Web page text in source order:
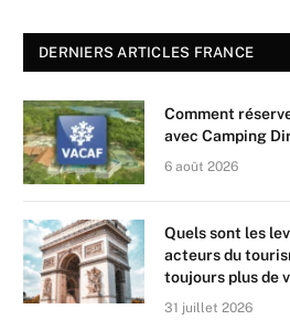
DERNIERS ARTICLES FRANCE
Comment
avec Camping
6 août 2026
Quels sont les
acteurs du
toujours plus de
31 juillet 2026